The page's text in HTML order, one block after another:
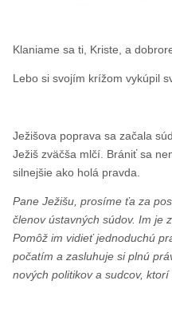
Klaniame sa ti, Kriste, a
Lebo si svojím krížom vykúpil
Ježišova poprava sa začala
Ježiš zväčša mlčí. Brániť sa
silnejšie ako holá pravda.
Pane Ježišu, prosíme ťa za
členov ústavných súdov. Im je
Pomôž im vidieť jednoduchú
počatím a zasluhuje si plnú
nových politikov a sudcov,